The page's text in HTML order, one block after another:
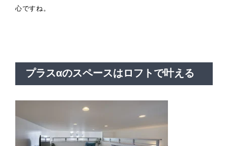
心ですね。
プラスαのスペースはロフトで叶える